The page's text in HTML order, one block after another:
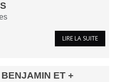
LIRE LA SUITE
ET +